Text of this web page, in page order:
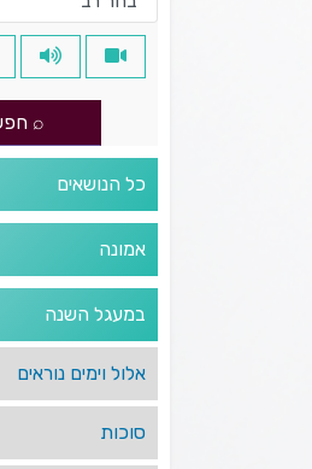
כל הנושאים
אמונה
במעגל השנה
אלול וימים נוראים
סוכות